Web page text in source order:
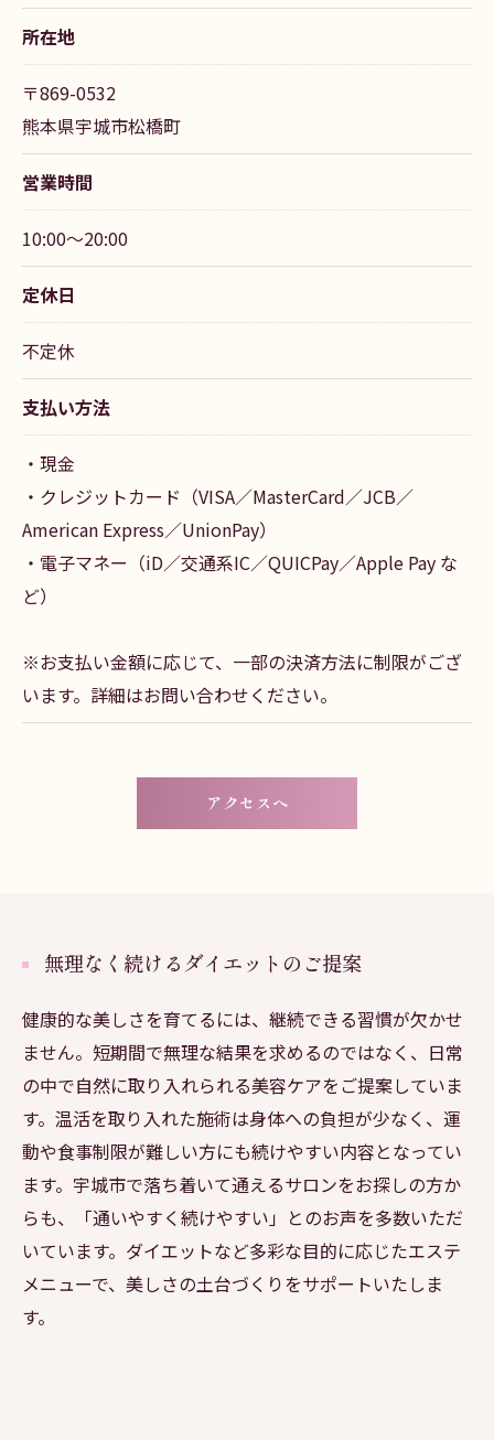
所在地
〒869-0532
熊本県宇城市松橋町
営業時間
10:00～20:00
定休日
不定休
支払い方法
・現金
・クレジットカード（VISA／MasterCard／JCB／
American Express／UnionPay）
・電子マネー（iD／交通系IC／QUICPay／Apple Pay な
ど）
※お支払い金額に応じて、一部の決済方法に制限がござ
います。詳細はお問い合わせください。
アクセスへ
無理なく続けるダイエットのご提案
健康的な美しさを育てるには、継続できる習慣が欠かせ
ません。短期間で無理な結果を求めるのではなく、日常
の中で自然に取り入れられる美容ケアをご提案していま
す。温活を取り入れた施術は身体への負担が少なく、運
動や食事制限が難しい方にも続けやすい内容となってい
ます。宇城市で落ち着いて通えるサロンをお探しの方か
らも、「通いやすく続けやすい」とのお声を多数いただ
いています。ダイエットなど多彩な目的に応じたエステ
メニューで、美しさの土台づくりをサポートいたしま
す。
ご予約はこちら